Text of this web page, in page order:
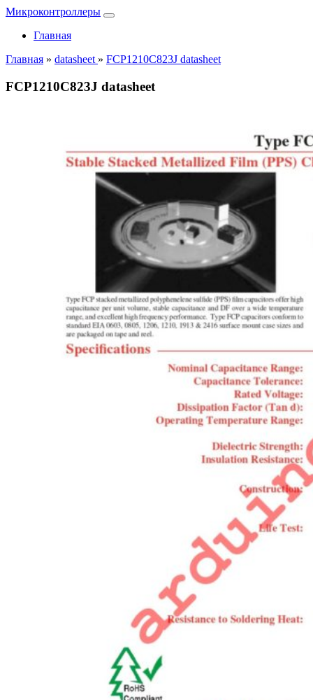
Микроконтроллеры
Главная
Главная » datasheet » FCP1210C823J datasheet
FCP1210C823J datasheet